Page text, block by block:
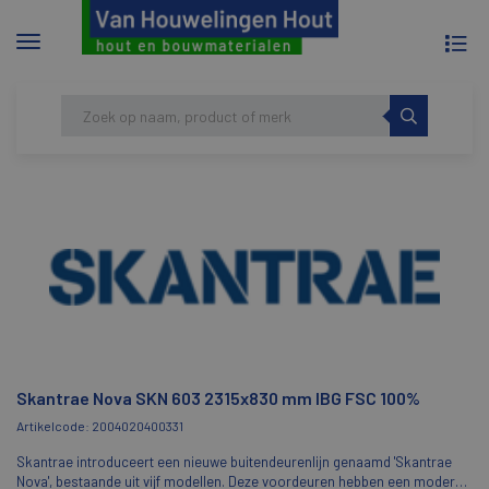
Menu
Skantrae Nova SKN 603 2315x830 mm IBG FSC 100%
Artikelcode: 2004020400331
Skantrae introduceert een nieuwe buitendeurenlijn genaamd 'Skantrae
Nova', bestaande uit vijf modellen. Deze voordeuren hebben een moderne